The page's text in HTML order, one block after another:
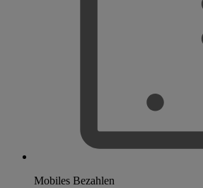
Mobiles Bezahlen